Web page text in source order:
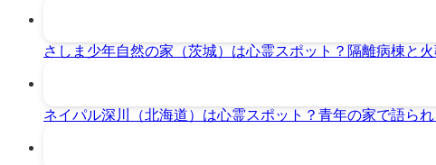
さしま少年自然の家（茨城）は心霊スポット？隔離病棟と
ネイパル深川（北海道）は心霊スポット？青年の家で語ら